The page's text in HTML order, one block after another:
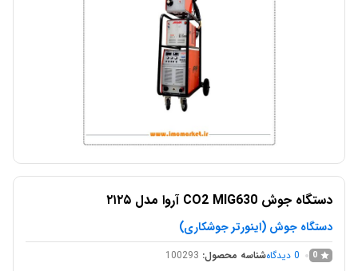
دستگاه جوش CO2 MIG630 آروا مدل ۲۱۲۵
دستگاه جوش (اینورتر جوشکاری)
0
0 دیدگاهشناسه محصول: 100293